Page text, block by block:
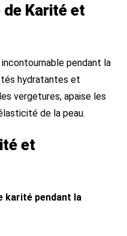
Karité et
pendant la
hydratantes et
vergetures, apaise les
de la peau.
et
karité pendant la